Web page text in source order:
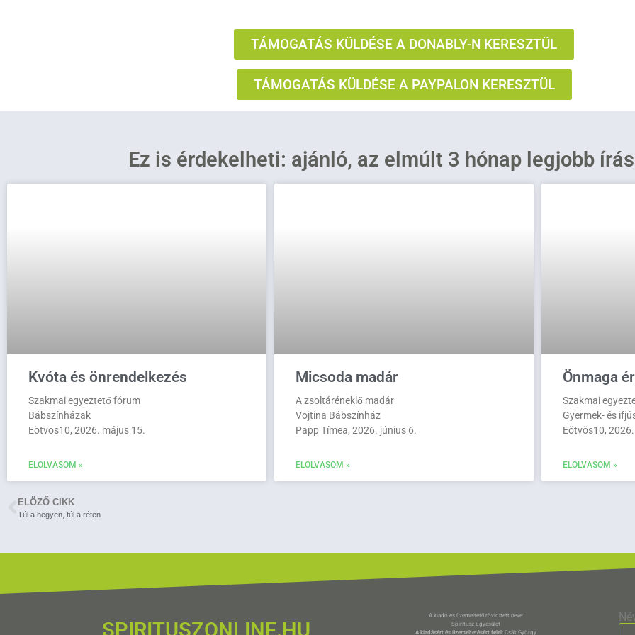
TÁMOGATÁS KÜLDÉSE A DONABLY-N KERESZTÜL
TÁMOGATÁS KÜLDÉSE A PAYPALON KERESZTÜL
Ez is érdekelheti: ajánló, az elmúlt 3 hónap legjobb
Kvóta és önrendelkezés
Szakmai egyeztető fórum
Bábszínházak
Eötvös10, 2026. május 15.
ELOLVASOM »
Micsoda madár
A zsoltáréneklő madár
Vojtina Bábszínház
Papp Tímea, 2026. június 6.
ELOLVASOM »
Önmaga
Szakmai
Gyermek- és
Eötvös10,
ELOLVASOM »
ELÖZŐ CIKK
Túl a hegyen, túl a réten
SPIRITUSZONLINE.HU
A kiadó és üzemeltető rövidített neve:
Spiritusz Egyesület
A kiadásért és üzemeltetésért felel: Csák György